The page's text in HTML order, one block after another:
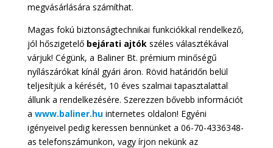
megvásárlására számíthat.
Magas fokú biztonságtechnikai funkciókkal rendelkező,
jól hőszigetelő bejárati ajtókszéles választékával
várjuk! Cégünk, a Baliner Bt. prémium minőségű
nyílászárókat kínál gyári áron. Rövid határidőn belül
teljesítjük a kérését, 10 éves szalmai tapasztalattal
állunk a rendelkezésére. Szerezzen bővebb információt
a www.baliner.huinternetes oldalon! Egyéni
igényeivel pedig keressen bennünket a 06-70-4336348-
as telefonszámunkon, vagy írjon nekünk az